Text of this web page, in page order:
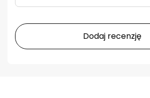
Dodaj recenzję